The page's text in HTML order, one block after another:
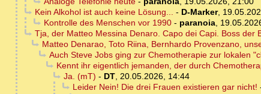
Kein Alkohol ist auch keine Lösung... - D-Marker,
Kontrolle des Menschen vor 1990- paranoia,
Tja, der Matteo Messina Denaro. Capo dei Capi. Boss der
Matteo Denarao, Toto Riina, Bernhardo Provenzano,
Auch Steve Jobs ging zur Chemotherapie zur lokalen
Kennt ihr eigentlich jemanden, der durch
Ja. (mT) - DT, 20.05.2026, 14:44
Leider Nein! Die drei Frauen existieren gar nicht!